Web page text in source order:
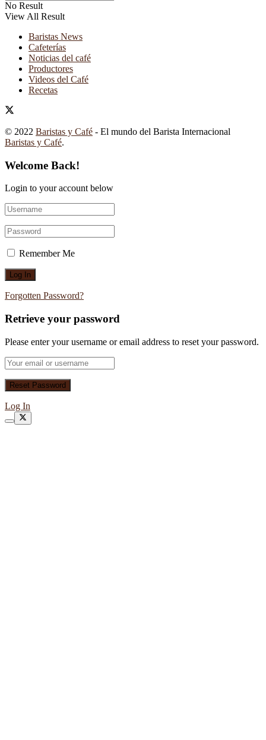
No Result
View All Result
Baristas News
Cafeterías
Noticias del café
Productores
Videos del Café
Recetas
© 2022 Baristas y Café - El mundo del Barista Internacional
Baristas y Café.
Welcome Back!
Login to your account below
Remember Me
Forgotten Password?
Retrieve your password
Please enter your username or email address to reset your password.
Log In